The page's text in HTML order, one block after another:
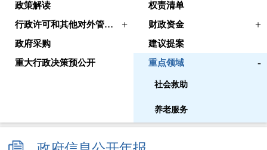
政策解读
权责清单
行政许可和其他对外管理服务信息
+ 财政资金 +
政府采购
建议提案
重大行政决策预公开
重点领域 -
社会救助
养老服务